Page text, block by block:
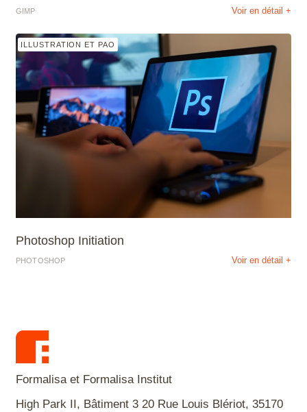
GIMP Voir en détail +
ILLUSTRATION ET PAO
Photoshop Initiation
PHOTOSHOP Voir en détail +
Formalisa et Formalisa Institut
High Park II, Bâtiment 3 20 Rue Louis Blériot, 35170